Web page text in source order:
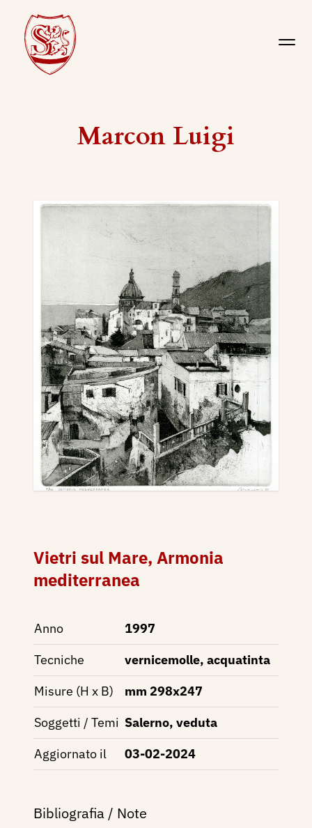
Marcon Luigi
Vietri sul Mare, Armonia
mediterranea
Anno
1997
Tecniche
vernicemolle, acquatinta
Misure (H x B)
mm 298x247
Soggetti / Temi Salerno, veduta
Aggiornato il
03-02-2024
Bibliografia / Note